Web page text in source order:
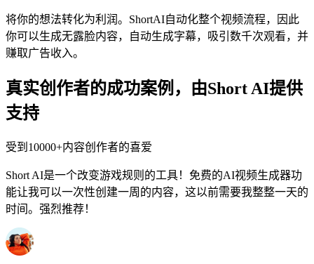
将你的想法转化为利润。ShortAI自动化整个视频流程，因此
你可以生成无露脸内容，自动生成字幕，吸引数千次观看，并
赚取广告收入。
真实创作者的成功案例，由Short AI提供
支持
受到10000+内容创作者的喜爱
Short AI是一个改变游戏规则的工具！免费的AI视频生成器功
能让我可以一次性创建一周的内容，这以前需要我整整一天的
时间。强烈推荐！